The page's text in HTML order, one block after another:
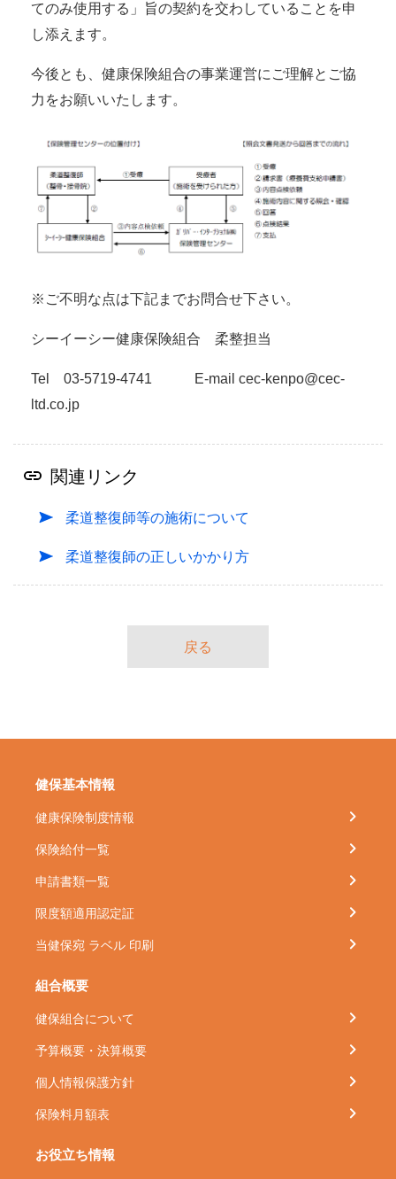
てのみ使用する」旨の契約を交わしていることを申
し添えます。
今後とも、健康保険組合の事業運営にご理解とご協
力をお願いいたします。
※ご不明な点は下記までお問合せ下さい。
シーイーシー健康保険組合 柔整担当
Tel 03-5719-4741 E-mail cec-kenpo@cec-
ltd.co.jp
関連リンク
柔道整復師等の施術について
柔道整復師の正しいかかり方
戻る
健保基本情報
健康保険制度情報
保険給付一覧
申請書類一覧
限度額適用認定証
当健保宛 ラベル 印刷
組合概要
健保組合について
予算概要・決算概要
個人情報保護方針
保険料月額表
お役立ち情報